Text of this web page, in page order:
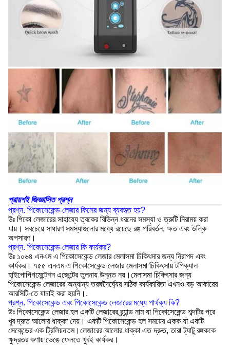
প্রায়শই জিজ্ঞাসিত প্রশ্ন
প্রশ্ন. পিকোসেকেন্ড লেজার কিসের জন্য ব্যবহৃত হয়?
উঃ পিকো লেজারের সাহায্যে ত্বকের বিভিন্ন ধরনের সমস্যা ও ত্রুটি নিরাময় করা
যায়। সবচেয়ে সাধারণ সমস্যাগুলোর মধ্যে রয়েছে রঙ পরিবর্তন, ক্ষত এবং উল্কি
অপসারণ।
প্রশ্ন. পিকোসেকেন্ড লেজার কি কার্যকর?
উঃ ১০৬৪ এনএম এ পিকোসেকেন্ড লেজার মেলাসমা চিকিৎসার জন্য নিরাপদ এবং
কার্যকর। ৭৫৫ এনএম এ পিকোসেকেন্ড লেজার মেলাসমা চিকিৎসায় টপিক্যাল
হাইপোপিগমেন্টেশন এজেন্টের তুলনায় উন্নত নয়।মেলাসমা চিকিৎসার জন্য
পিকোসেকেন্ড লেজারের অন্যান্য তরঙ্গদৈর্ঘ্যের সঠিক কার্যকারিতা এখনও বড় আকারের
আরসিটি-তে যাচাই করা হয়নি।.
প্রশ্ন. পিকোসেকেন্ড এবং পিকোসেকেন্ড লেজারের মধ্যে পার্থক্য কি?
উঃ পিকোসেকেন্ড লেজার হল একটি লেজারের ব্র্যান্ড নাম যা পিকোসেকেন্ড শব্দটির পরে
খুব দ্রুত আলোর ধাক্কা দেয়। একটি পিকোসেকেন্ড হল সময়ের একক যা একটি
সেকেন্ডের এক ট্রিলিয়নতম।লেজারের আলোর ধাক্কা এত দ্রুত, তারা ট্যাটু রঙ্গককে
ক্ষুদ্রতর কণায় ভেঙে ফেলতে খুবই কার্যকর।